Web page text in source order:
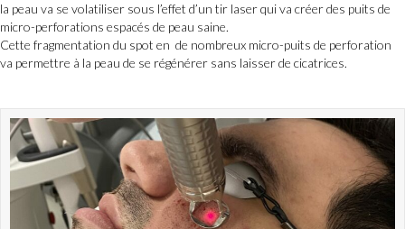
la peau va se volatiliser sous l’effet d’un tir laser qui va créer des puits de
micro-perforations espacés de peau saine.
Cette fragmentation du spot en de nombreux micro-puits de perforation
va permettre à la peau de se régénérer sans laisser de cicatrices.